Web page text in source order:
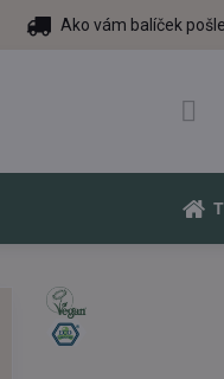
Ako vám balíček